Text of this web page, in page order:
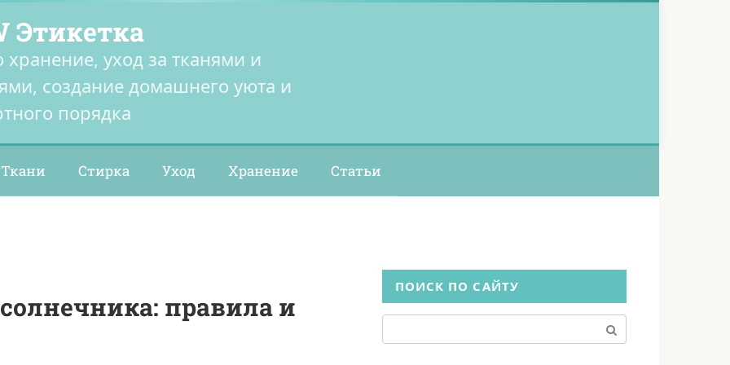
Этикетка
хранение, уход за тканями и
создание домашнего уюта и
порядка
Ткани Стирка Уход Хранение Статьи
правила и
ПОИСК ПО САЙТУ